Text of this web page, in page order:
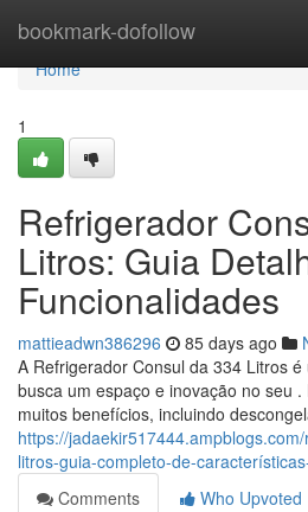
bookmark-dofollow
Home
Home
1
Refrigerador
Litros: Guia
Funcionalidades
mattieadwn386296 85 days ago
A Refrigerador Consul da 334 Litros
busca um espaço e inovação no seu
muitos benefícios, incluindo
https://
litros-guia-completo-de-
Comments
Who Upvoted